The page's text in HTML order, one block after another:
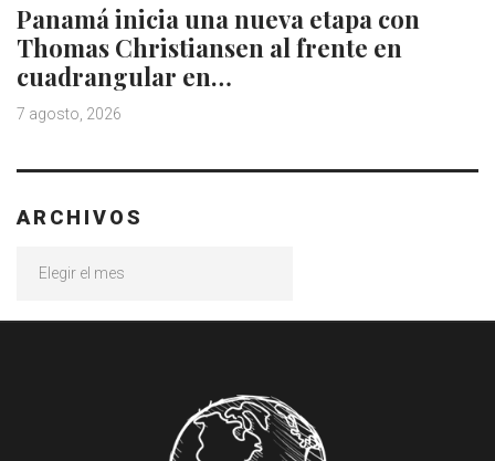
Panamá inicia una nueva etapa con
Thomas Christiansen al frente en
cuadrangular en…
7 agosto, 2026
ARCHIVOS